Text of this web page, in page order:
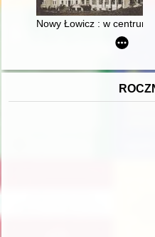
Nowy Łowicz : w